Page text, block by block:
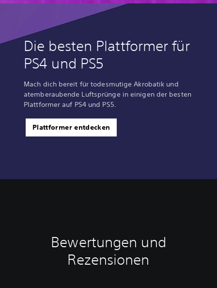
Die besten Plattformer für
PS4 und PS5
Mach dich bereit für todesmutige Akrobatik und
atemberaubende Luftsprünge in einigen der besten
Plattformer auf PS4 und PS5.
Plattformer entdecken
Bewertungen und
Rezensionen